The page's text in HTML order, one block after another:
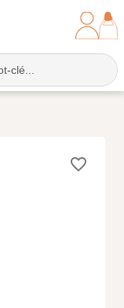
favorite_border